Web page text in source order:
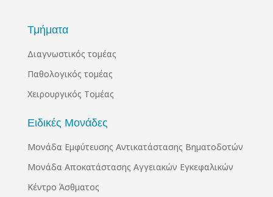
Τμήματα
Διαγνωστικός τομέας
Παθολογικός τομέας
Χειρουργικός Τομέας
Ειδικές Μονάδες
Μονάδα Εμφύτευσης Αντικατάστασης Βηματοδοτών
Μονάδα Αποκατάστασης Αγγειακών Εγκεφαλικών
Κέντρο Άσθματος